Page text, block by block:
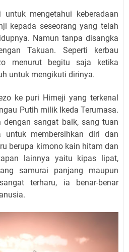
mengetahui keberadaan
kepada seseorang yang telah
Namun tanpa disangka
Takuan. Seperti kerbau
menurut begitu saja ketika
untuk mengikuti dirinya.
ke puri Himeji yang terkenal
Putih milik Ikeda Terumasa.
sangat baik, sang tuan
untuk membersihkan diri dan
berupa kimono kain hitam dan
lainnya yaitu kipas lipat,
samurai panjang maupun
terharu, ia benar-benar